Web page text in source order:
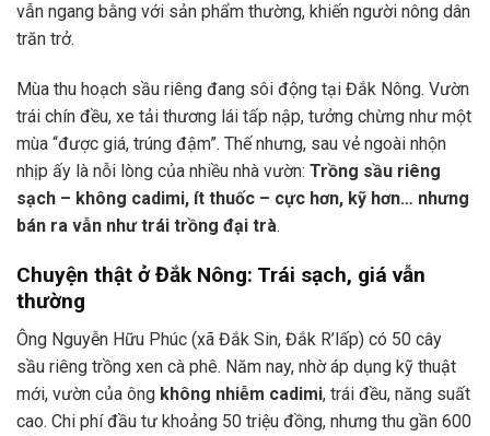
vẫn ngang bằng với sản phẩm thường, khiến người nông dân
trăn trở.
Mùa thu hoạch sầu riêng đang sôi động tại Đắk Nông. Vườn
trái chín đều, xe tải thương lái tấp nập, tưởng chừng như một
mùa “được giá, trúng đậm”. Thế nhưng, sau vẻ ngoài nhộn
nhịp ấy là nỗi lòng của nhiều nhà vườn: Trồng sầu riêng
sạch – không cadimi, ít thuốc – cực hơn, kỹ hơn… nhưng
bán ra vẫn như trái trồng đại trà.
Chuyện thật ở Đắk Nông: Trái sạch, giá vẫn
thường
Ông Nguyễn Hữu Phúc (xã Đắk Sin, Đắk R’lấp) có 50 cây
sầu riêng trồng xen cà phê. Năm nay, nhờ áp dụng kỹ thuật
mới, vườn của ông không nhiễm cadimi, trái đều, năng suất
cao. Chi phí đầu tư khoảng 50 triệu đồng, nhưng thu gần 600